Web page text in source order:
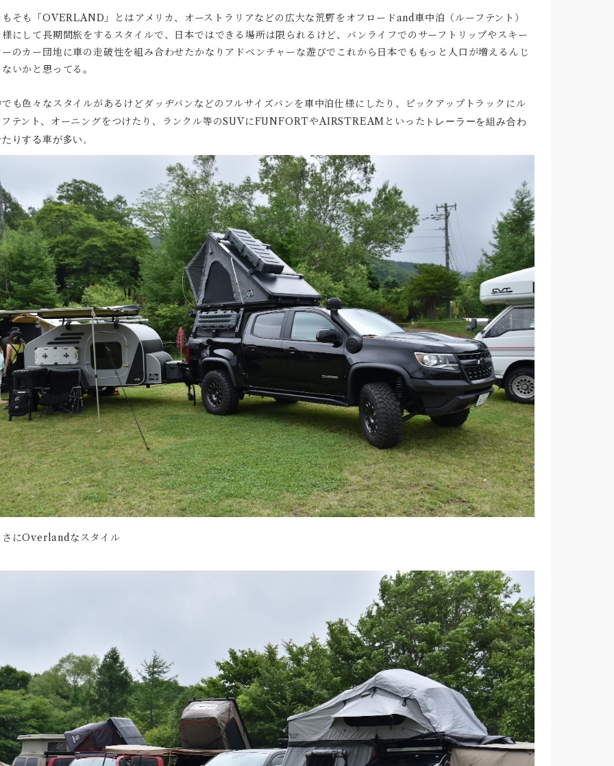
そも「OVERLAND」とはアメリカ、オーストラリアなどの広大な荒野をオフロードand車中泊（ルーフテント）
にして長期間旅をするスタイルで、日本ではできる場所は限られるけど、バンライフでのサーフトリップやスキー
のカー団地に車の走破性を組み合わせたかなりアドベンチャーな遊びでこれから日本でももっと人口が増えるんじ
いかと思ってる。
も色々なスタイルがあるけどダッヂバンなどのフルサイズバンを車中泊仕様にしたり、ピックアップトラックにル
テント、オーニングをつけたり、ランクル等のSUVにFUNFORTやAIRSTREAMといった トレーラーを組み合わ
りする車が多い。
さにOverlandなスタイル